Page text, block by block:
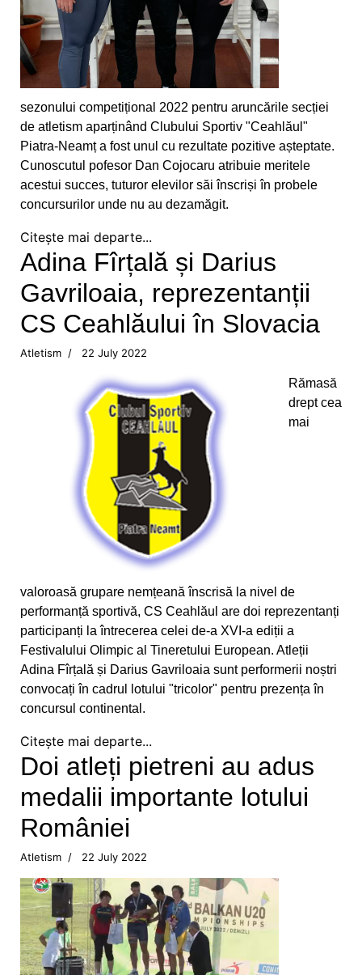
mai mare
Medalii și confirmări la concursurile
internaționale pentru CS Ceahlăul
Campionatul Național pe ergometru - Deva
Obiective reușite la București și Craiova
Sfârșit de săptămână cu finală de campionat
național la juniori III
Atleții de la CS Ceahlăul au fost medaliați la
Bacău
Trei locuri I, un loc II si cinci locuri III pentru
flotila Ceahlaului
Pietrenii au fost campioni la Targu-Mures
Campionatul Național de Karate Traditional
Fudokan
Valentin Gavril a fost ales vicepresedinte al
Federatiei de Canotaj
Sportivii CS Ceahlaul si LPS Piatra Neamt,
premiati la Targu-Mures
CS Ceahlaul are cinci luptatori pietreni calificati
pentru finala CN si Cupa Romaniei
Sperante la noi medalii pentru canotorii CS
Ceahlaul - LPS Piatra Neamt
Noi medalii pentru atletii CS Ceahlaul in
concursurile nationale
CS Ceahlaul are opt sperante pentru turneul
Cupa Romaniei
Alte sperante la medalii, dar cu juniori
Valentin Gavril candideaza la postul de
vicepresedinte al FR Canotaj
Silviu Munteanu vizeaza o medalie
Ionica Stoica - doua medalii pentru CS Ceahlaul
sezonului competițional 2022 pentru aruncările secției
de atletism aparținând Clubului Sportiv "Ceahlăul"
Piatra-Neamț a fost unul cu rezultate pozitive așteptate.
Cunoscutul pofesor Dan Cojocaru atribuie meritele
acestui succes, tuturor elevilor săi înscriși în probele
concursurilor unde nu au dezamăgit.
Citește mai departe...
Adina Fîrțală și Darius
Gavriloaia, reprezentanții
CS Ceahlăului în Slovacia
Atletism 22 July 2022
Rămasă
drept cea
mai
valoroasă grupare nemțeană înscrisă la nivel de
performanță sportivă, CS Ceahlăul are doi reprezentanți
participanți la întrecerea celei de-a XVI-a ediții a
Festivalului Olimpic al Tineretului European. Atleții
Adina Fîrțală și Darius Gavriloaia sunt performerii noștri
convocați în cadrul lotului "tricolor" pentru prezența în
concursul continental.
Citește mai departe...
Doi atleți pietreni au adus
medalii importante lotului
României
Atletism 22 July 2022